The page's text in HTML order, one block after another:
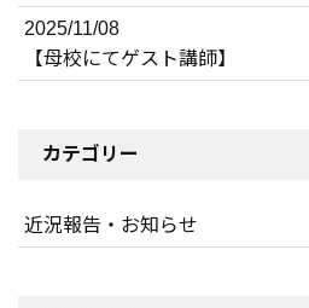
2025/11/08
【母校にてゲスト講師】
カテゴリー
近況報告・お知らせ